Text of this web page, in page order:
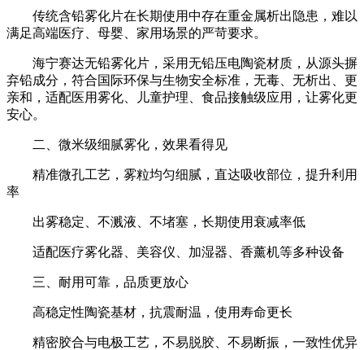
传统含铅雾化片在长期使用中存在重金属析出隐患，难以
满足高端医疗、母婴、家用场景的严苛要求。
海宁赛达无铅雾化片，采用无铅压电陶瓷材质，从源头摒
弃铅成分，符合国际环保与生物安全标准，无毒、无析出、更
亲和，适配医用雾化、儿童护理、食品接触级应用，让雾化更
安心。
二、微米级细腻雾化，效果看得见
精准微孔工艺，雾粒均匀细腻，直达吸收部位，提升利用
率
出雾稳定、不溅液、不堵塞，长期使用衰减率低
适配医疗雾化器、美容仪、加湿器、香薰机等多种设备
三、耐用可靠，品质更放心
高稳定性陶瓷基材，抗震耐温，使用寿命更长
精密胶合与电极工艺，不易脱胶、不易断振，一致性优异